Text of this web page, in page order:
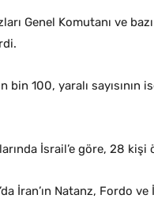
Genel Komutanı ve
bin 100, yaralı
İsrail’e göre, 28
İran’ın Natanz, Fordo